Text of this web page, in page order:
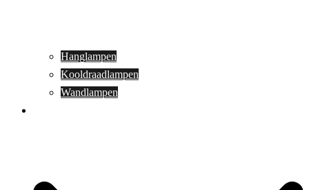
Hanglampen
Kooldraadlampen
Wandlampen